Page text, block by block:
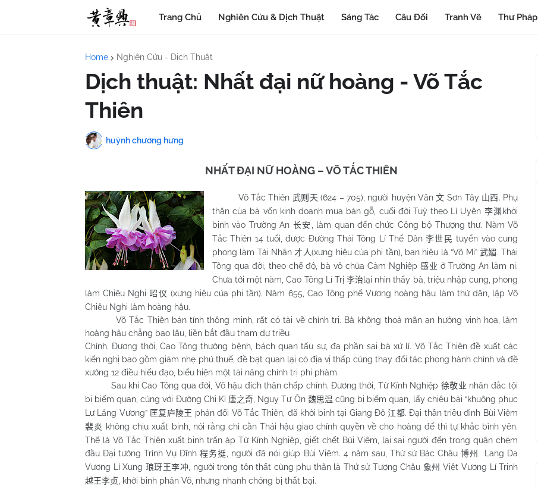
Trang Chủ Nghiên Cứu & Dịch Thuật Sáng Tác Câu Đối Tranh Vẽ Thư Pháp
Home Nghiên Cứu - Dịch Thuật
Dịch thuật: Nhất đại nữ hoàng - Võ Tắc
Thiên
huỳnh chương hưng
NHẤT ĐẠI NỮ HOÀNG – VÕ TẮC THIÊN
Võ Tắc Thiên 武则天(624 – 705), người huyện Văn文 Sơn Tây 山西 . Phụ
thân của bà vốn kinh doanh mua bán gỗ, cuối đời Tuỳ theo Lí Uyên 李渊 khởi
binh vào Trường An 长安
, làm quan đến chức Công bộ Thượng thư. Năm Võ
Tắc Thiên 14 tuổi, được Đường Thái Tông Lí Thế Dân 李世民 tuyển vào cung
phong làm Tài Nhân 才人(xưng hiệu của phi tần), ban hiệu là “Võ Mị” 武媚 . Thái
Tông qua đời, theo chế độ, bà vô chùa Cảm Nghiệp 感业 ở Trường An làm ni.
Chưa tới một năm, Cao Tông Lí Trị 李治 lại nhìn thấy bà, triệu nhập cung, phong
làm Chiêu Nghi 昭仪 (xưng hiệu của phi tần). Năm 655, Cao Tông phế Vương hoàng hậu làm thứ dân, lập Võ
Chiêu Nghi làm hoàng hậu.
Võ Tắc Thiên bản tính thông minh, rất có tài về chính trị. Bà không thoả mãn an hưởng vinh hoa, làm
hoàng hậu chẳng bao lâu, liền bắt đầu tham dự triều
Chính. Đương thời, Cao Tông thường bệnh, bách quan tấu sự, đa phần sai bà xử lí. Võ Tắc Thiên đề xuất các
kiến nghị bao gồm giảm nhẹ phú thuế, đề bạt quan lại có địa vị thấp cùng thay đổi tác phong hành chính và đề
xướng 12 điều hiếu đạo, biểu hiện một tài năng chính trị phi phàm.
Sau khi Cao Tông qua đời, Võ hậu đích thân chấp chính. Đương thời, Từ Kính Nghiệp 徐敬业 nhân đắc tội
bị biếm quan, cùng với Đường Chi Kì 唐之奇 , Nguỵ Tư Ôn 魏思温 cũng bị biếm quan, lấy chiêu bài “khuông phục
Lư Lăng Vương” 匡复庐陵王 phản đối Võ Tắc Thiên, đã khởi binh tại Giang Đô江都. Đại thần triều đình Bùi Viêm
裴炎 không chịu xuất binh, nói rằng chỉ cần Thái hậu giao chính quyền về cho hoàng đế thì tự khắc bình yên.
Thế là Võ Tắc Thiên xuất binh trấn áp Từ Kính Nghiệp, giết chết Bùi Viêm, lại sai người đến trong quân chém
đầu Đại tướng Trình Vụ Đĩnh程务挺 , người đã nói giúp Bùi Viêm. 4 năm sau, Thứ sử Bác Châu 博州
Lang Da
Vương Lí Xung 琅玡王李冲 , người trong tôn thất cùng phụ thân là Thứ sử Tượng Châu 象州 Việt Vương Lí Trinh
越王李贞
, khởi binh phản Võ, nhưng nhanh chóng bị thất bại.